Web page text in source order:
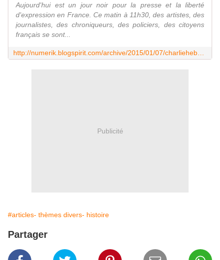
Aujourd'hui est un jour noir pour la presse et la liberté
d'expression en France. Ce matin à 11h30, des artistes, des
journalistes, des chroniqueurs, des policiers, des citoyens
français se sont...
Publicité
#articles- thèmes divers- histoire
Partager